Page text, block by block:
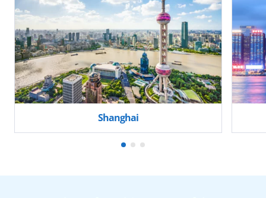
Shanghai